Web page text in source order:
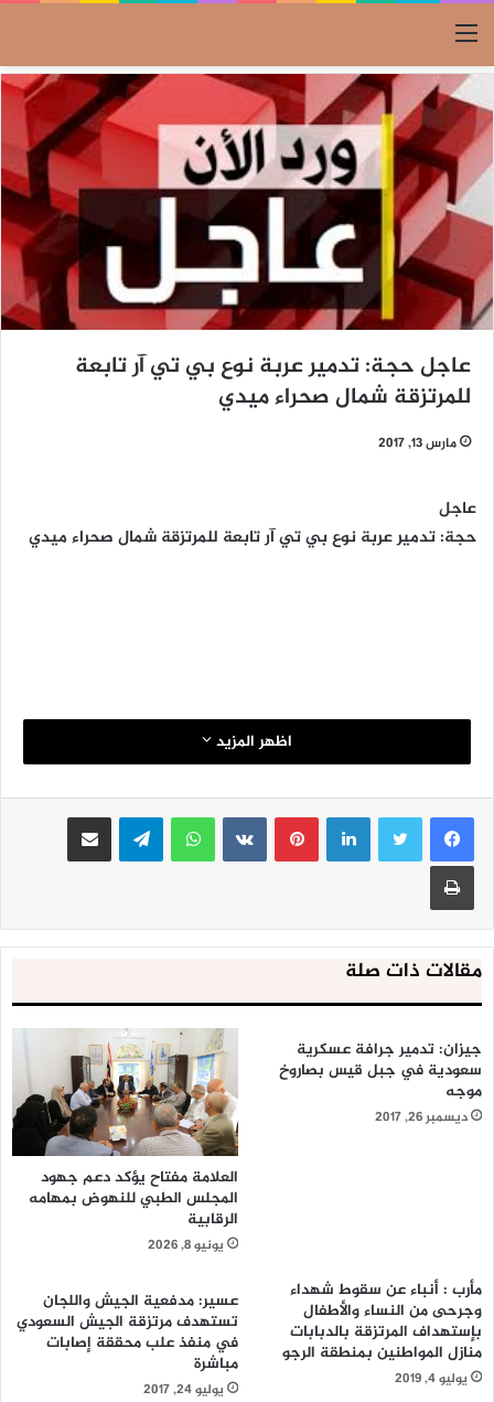
القائمة
عاجل حجة: تدمير عربة نوع بي تي آر تابعة
للمرتزقة شمال صحراء ميدي
مارس 13, 2017
عاجل
حجة: تدمير عربة نوع بي تي آر تابعة للمرتزقة شمال صحراء ميدي
اظهر المزيد
لينكدإنبينتيريست واتساب تيلقرام مشاركة عبر البريد
طباعة
مقالات ذات صلة
جيزان: تدمير جرافة عسكرية
سعودية في جبل قيس بصاروخ
موجه
ديسمبر 26, 2017
العلامة مفتاح يؤكد دعم جهود
المجلس الطبي للنهوض بمهامه
الرقابية
يونيو 8, 2026
مأرب : أنباء عن سقوط شهداء
وجرحى من النساء والأطفال
بإستهداف المرتزقة بالدبابات
منازل المواطنين بمنطقة الرجو
يوليو 4, 2019
عسير: مدفعية الجيش واللجان
تستهدف مرتزقة الجيش السعودي
في منفذ علب محققة إصابات
مباشرة
يوليو 24, 2017